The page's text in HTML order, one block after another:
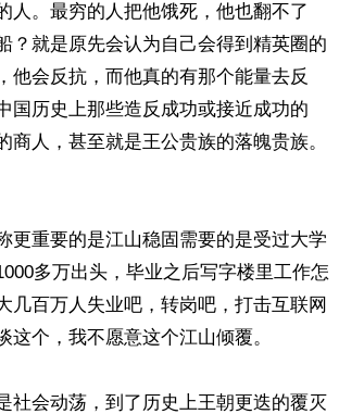
人。最穷的人把他饿死，他也翻不了
？就是原先会认为自己会得到精英圈的
他会反抗，而他真的有那个能量去反
国历史上那些造反成功或接近成功的
人，甚至就是王公贵族的落魄贵族。
更重要的是江山稳固需要的是受过大学
多万出头，毕业之后写字楼里工作怎
几百万人失业吧，转岗吧，打击互联网
个，我不愿意这个江山倾覆。
社会动荡，到了历史上王朝更迭的覆灭